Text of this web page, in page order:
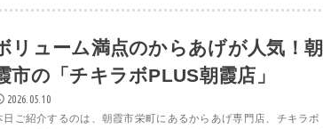
リューム満点のからあげが人気！朝
市の「チキラボPLUS朝霞店」
2026.05.10
日ご紹介するのは、朝霞市栄町にあるからあげ専門店、チキラボ